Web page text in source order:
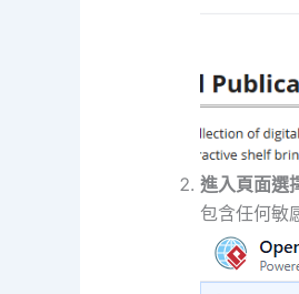
進入頁面選
包含任何敏